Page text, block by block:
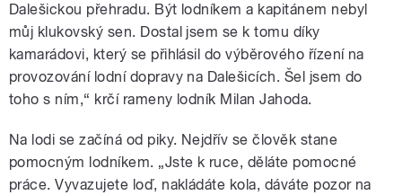
Dalešickou přehradu. Být lodníkem a kapitánem nebyl
můj klukovský sen. Dostal jsem se k tomu díky
kamarádovi, který se přihlásil do výběrového řízení na
provozování lodní dopravy na Dalešicích. Šel jsem do
toho s ním,“ krčí rameny lodník Milan Jahoda.
Na lodi se začíná od piky. Nejdřív se člověk stane
pomocným lodníkem. „Jste k ruce, děláte pomocné
práce. Vyvazujete loď, nakládáte kola, dáváte pozor na